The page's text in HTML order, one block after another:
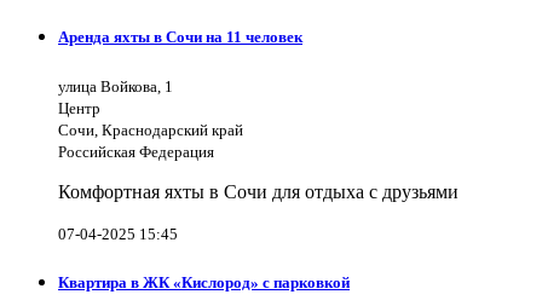
Аренда яхты в Сочи на 11 человек
улица Войкова, 1
Центр
Сочи, Краснодарский край
Российская Федерация
Комфортная яхты в Сочи для отдыха с друзьями
07-04-2025 15:45
Квартира в ЖК «Кислород» с парковкой